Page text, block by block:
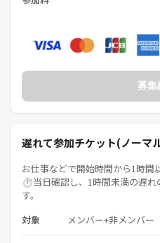
募集
遅れて参加チケット(ノーマ
お仕事などで開始時間から1時間
⏱当日確認し、1時間未満の遅れ
す。
対象 メンバー+非メンバー